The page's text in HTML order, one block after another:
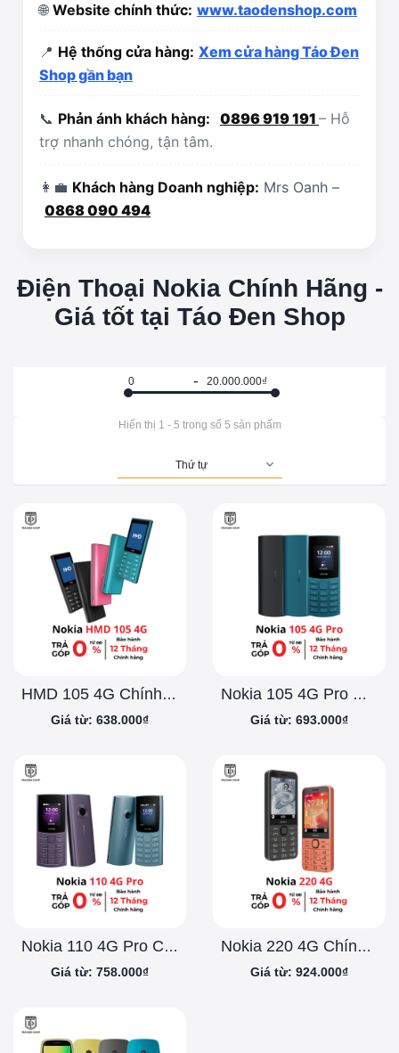
🌐 Website chính thức: www.taodenshop.com
📍 Hệ thống cửa hàng: Xem cửa hàng Táo Đen
Shop gần bạn
📞 Phản ánh khách hàng: 0896 919 191 – Hỗ
trợ nhanh chóng, tận tâm.
👩‍💼 Khách hàng Doanh nghiệp: Mrs Oanh –
0868 090 494
Điện Thoại Nokia Chính Hãng -
Giá tốt tại Táo Đen Shop
Hiển thị 1 - 5 trong số 5 sản phẩm
Thứ tự
HMD 105 4G Chính Hãng
Giá từ: 638.000₫
Nokia 105 4G Pro Chính Hãng
Giá từ: 693.000₫
Nokia 110 4G Pro Chính Hãng
Giá từ: 758.000₫
Nokia 220 4G Chính Hãng
Giá từ: 924.000₫